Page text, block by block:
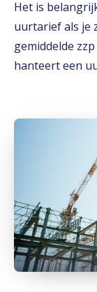
Het is
uurtarief als je
gemiddelde
hanteert een